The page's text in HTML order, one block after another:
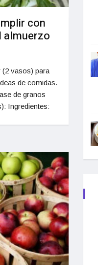
con
almuerzo
(2 vasos) para
de comidas.
de granos
Ingredientes: